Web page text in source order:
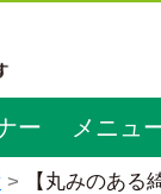
ー メニュ
【丸みのある